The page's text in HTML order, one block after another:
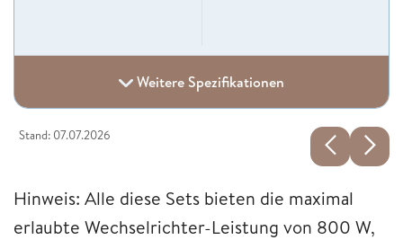
Weitere Spezifikationen
Stand: 07.07.2026
Hinweis: Alle diese Sets bieten die maximal
erlaubte Wechselrichter-Leistung von 800 W,